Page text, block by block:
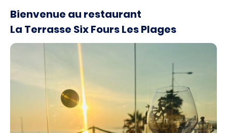
Bienvenue au restaurant
La Terrasse Six Fours Les Plages